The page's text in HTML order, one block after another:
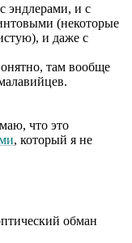
эндлерами, и с
(некоторые
и даже с
там вообще
что это
, который я не
обман